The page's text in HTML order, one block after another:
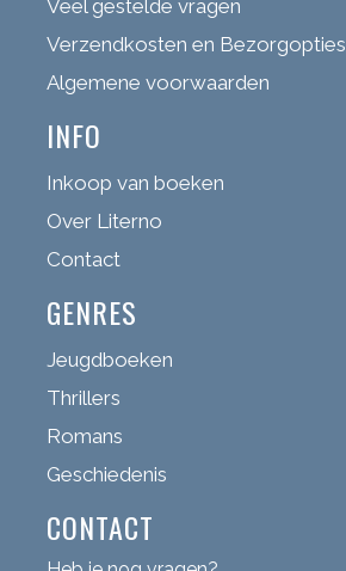
Veel gestelde vragen
Verzendkosten en Bezorgopties
Algemene voorwaarden
INFO
Inkoop van boeken
Over Literno
Contact
GENRES
Jeugdboeken
Thrillers
Romans
Geschiedenis
CONTACT